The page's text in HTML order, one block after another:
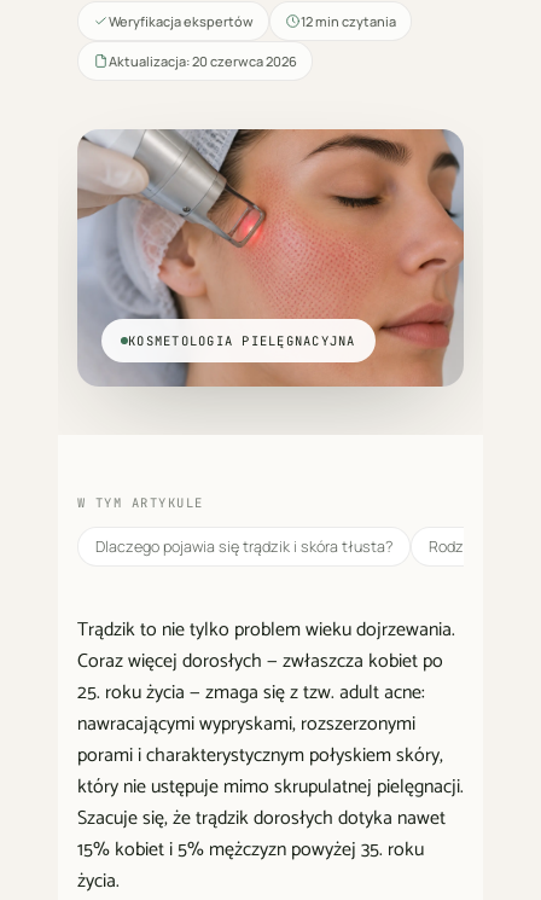
Weryfikacja ekspertów 12 min czytania
Aktualizacja: 20 czerwca 2026
KOSMETOLOGIA PIELĘGNACYJNA
W TYM ARTYKULE
Dlaczego pojawia się trądzik i skóra tłusta? Rodzaje
Trądzik to nie tylko problem wieku dojrzewania.
Coraz więcej dorosłych — zwłaszcza kobiet po
25. roku życia — zmaga się z tzw. adult acne:
nawracającymi wypryskami, rozszerzonymi
porami i charakterystycznym połyskiem skóry,
który nie ustępuje mimo skrupulatnej pielęgnacji.
Szacuje się, że trądzik dorosłych dotyka nawet
15% kobiet i 5% mężczyzn powyżej 35. roku
życia.